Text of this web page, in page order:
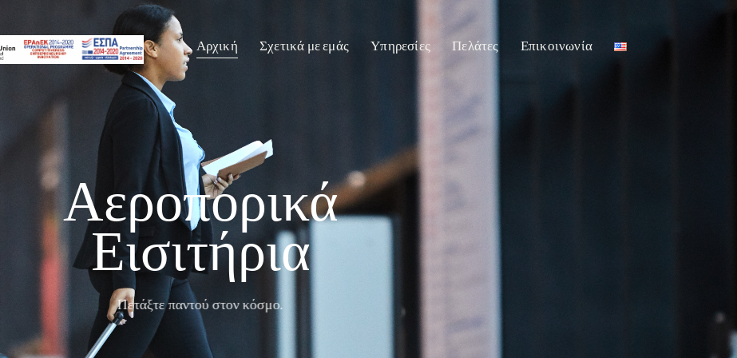
Αρχική Σχετικά με εμάς Υπηρεσίες Πελάτες Επικοινωνία
Αεροπορικά
Εισιτήρια
Πετάξτε παντού στον κόσμο.